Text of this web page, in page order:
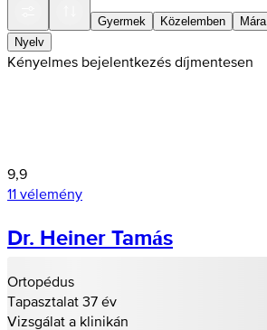
Gyermek Közelemben Mára
Nyelv
Kényelmes bejelentkezés díjmentesen
9,9
11 vélemény
Dr. Heiner Tamás
Ortopédus
Tapasztalat 37 év
Vizsgálat a klinikán